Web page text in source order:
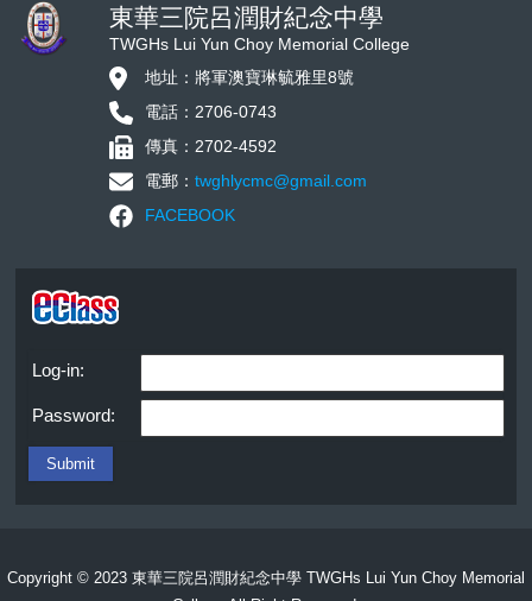
東華三院呂潤財紀念中學
TWGHs Lui Yun Choy Memorial College
地址：將軍澳寶琳毓雅里8號
電話：2706-0743
傳真：2702-4592
電郵：twghlycmc@gmail.com
FACEBOOK
Log-in:
Password:
Copyright © 2023 東華三院呂潤財紀念中學 TWGHs Lui Yun Choy Memorial